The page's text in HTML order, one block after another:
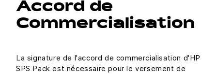
Accord de
Commercialisation
La signature de l'accord de commercialisation d'HP
SPS Pack est nécessaire pour le versement de